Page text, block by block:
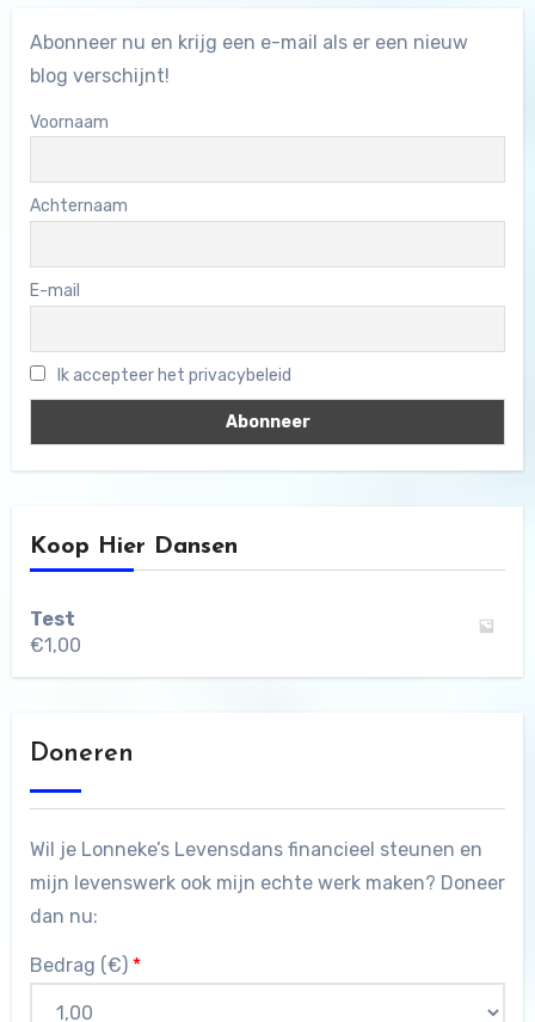
Abonneer nu en krijg een e-mail als er een nieuw
blog verschijnt!
Voornaam
Achternaam
E-mail
Ik accepteer het privacybeleid
Koop Hier Dansen
Test
€1,00
Doneren
Wil je Lonneke’s Levensdans financieel steunen en
mijn levenswerk ook mijn echte werk maken? Doneer
dan nu:
Bedrag (€) *